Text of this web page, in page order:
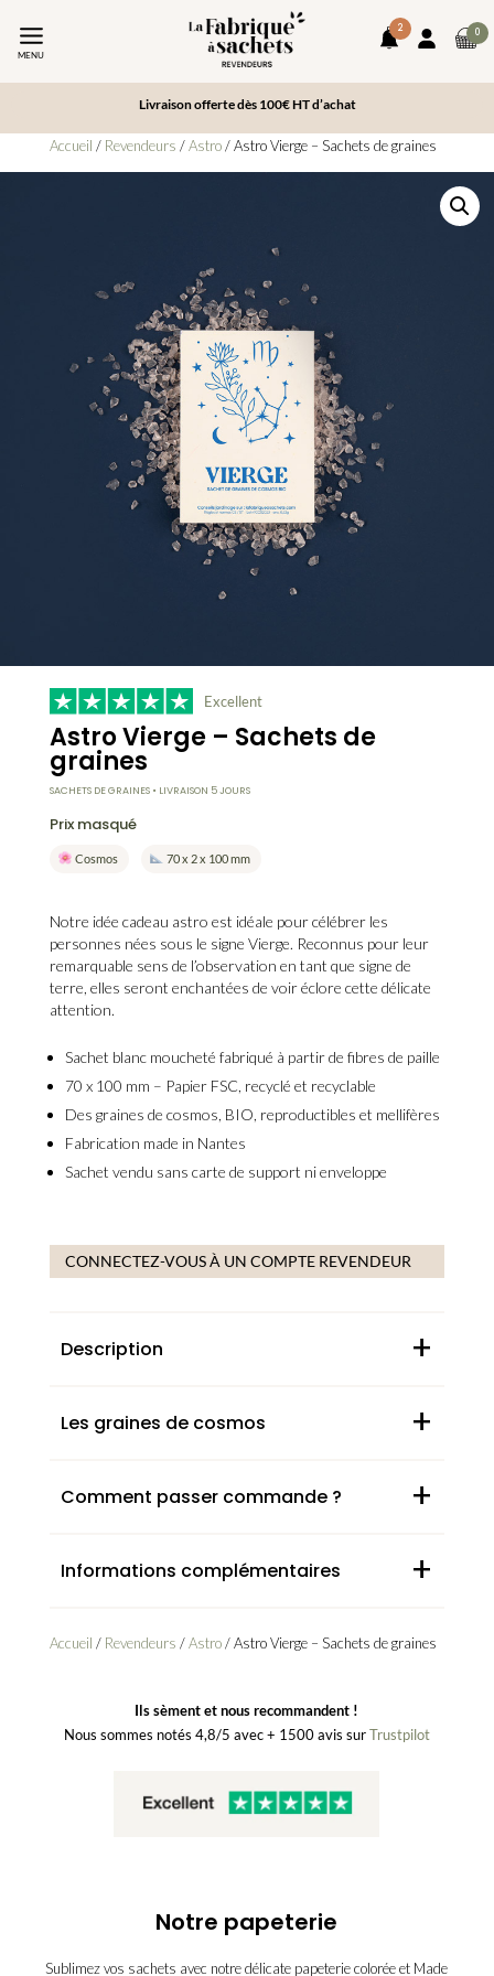
MENU
2
notifications
Mon
0
Livraison offerte dès 100€ HT d’achat
Accueil / Revendeurs /Astro/ Astro Vierge – Sachets de graines
Excellent
Astro Vierge – Sachets de
graines
SACHETS DE GRAINES • LIVRAISON 5 JOURS
Prix masqué
Cosmos 70 x 2 x 100 mm
Notre idée cadeau astro est idéale pour célébrer les
personnes nées sous le signe Vierge. Reconnus pour leur
remarquable sens de l’observation en tant que signe de
terre, elles seront enchantées de voir éclore cette délicate
attention.
Sachet blanc moucheté fabriqué à partir de fibres de paille
70 x 100 mm – Papier FSC, recyclé et recyclable
Des graines de cosmos, BIO, reproductibles et mellifères
Fabrication made in Nantes
Sachet vendu sans carte de support ni enveloppe
CONNECTEZ-VOUS À UN COMPTE REVENDEUR
Description +
Les graines de cosmos +
Comment passer commande ? +
Informations complémentaires +
Accueil / Revendeurs /Astro/ Astro Vierge – Sachets de graines
Ils sèment et nous recommandent !
Nous sommes notés 4,8/5 avec + 1500 avis surTrustpilot
Notre papeterie
Sublimez vos sachets avec notre délicate papeterie colorée et Made